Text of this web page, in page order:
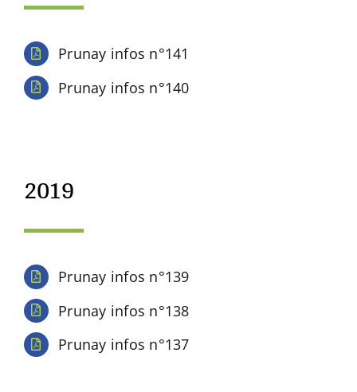
Prunay infos n°141
Prunay infos n°140
2019
Prunay infos n°139
Prunay infos n°138
Prunay infos n°137